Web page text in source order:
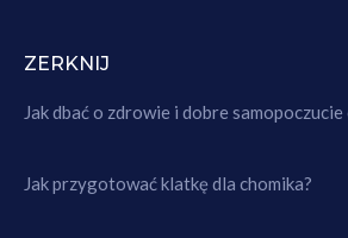
ZERKNIJ
Jak dbać o zdrowie i dobre samopoczucie
Jak przygotować klatkę dla chomika?